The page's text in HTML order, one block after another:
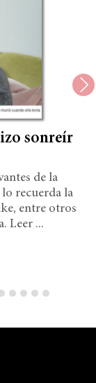
sonreír
de la
recuerda la
entre otros
Leer ...